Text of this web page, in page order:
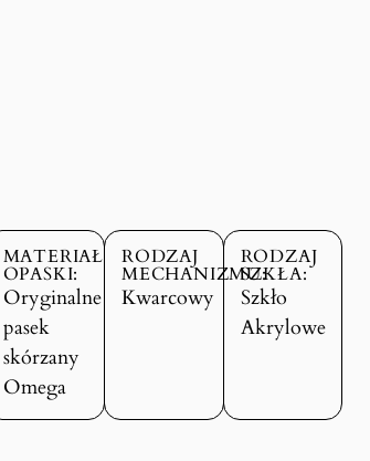
MATERIAŁ
OPASKI:
Oryginalne
pasek
skórzany
Omega
RODZAJ
MECHANIZMU:
Kwarcowy
RODZAJ
SZKŁA:
Szkło
Akrylowe